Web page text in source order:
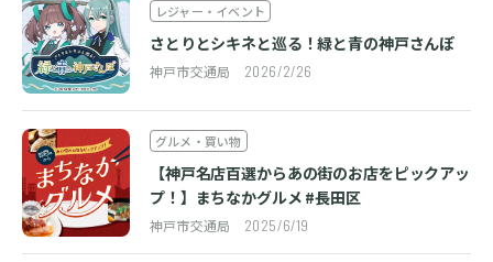
レジャー・イベント
さとりとシキネと巡る！緑と青の神戸さんぽ
神戸市交通局 2026/2/26
グルメ・買い物
【神戸名店百選からあの街のお店をピックアッ
プ！】まちなかグルメ #長田区
神戸市交通局 2025/6/19